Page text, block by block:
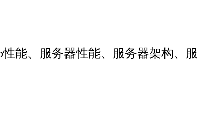
能、服务器性能、服务器架构、